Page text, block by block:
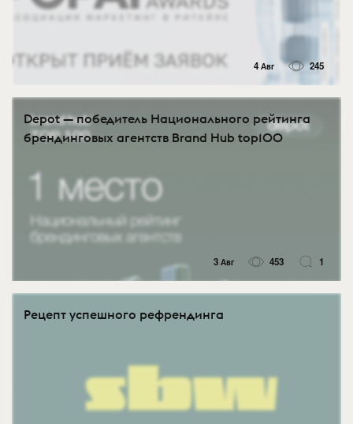
4 Авг 245
Depot — победитель Национального рейтинга
брендинговых агентств Brand Hub top100
3 Авг 453 1
Рецепт успешного рефрендинга